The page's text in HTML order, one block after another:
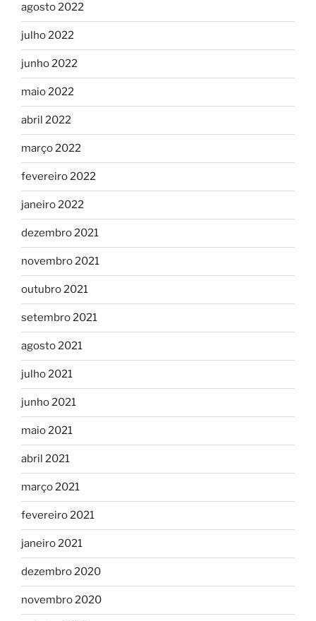
agosto 2022
julho 2022
junho 2022
maio 2022
abril 2022
março 2022
fevereiro 2022
janeiro 2022
dezembro 2021
novembro 2021
outubro 2021
setembro 2021
agosto 2021
julho 2021
junho 2021
maio 2021
abril 2021
março 2021
fevereiro 2021
janeiro 2021
dezembro 2020
novembro 2020